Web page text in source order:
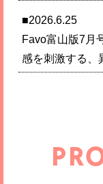
■2026.6.25
Favo富山版7月
感を刺激する、